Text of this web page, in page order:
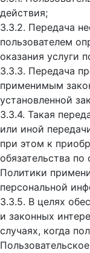
действия;
3.3.2. Передача
пользователем
оказания услуги
3.3.3. Передача
применимым
установленной
3.3.4. Такая
или иной
при этом к
обязательства
Политики
персональной
3.3.5. В целях
и законных
случаях, когда